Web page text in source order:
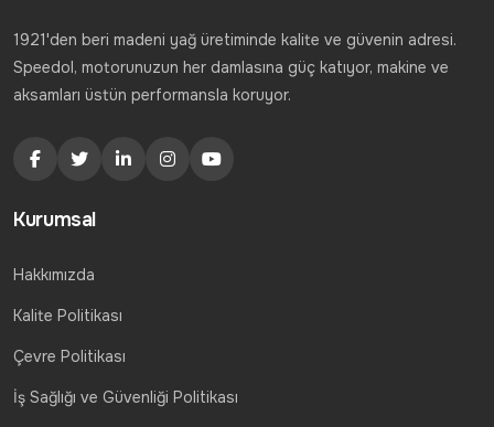
1921'den beri madeni yağ üretiminde kalite ve güvenin adresi.
Speedol, motorunuzun her damlasına güç katıyor, makine ve
aksamları üstün performansla koruyor.
Kurumsal
Hakkımızda
Kalite Politikası
Çevre Politikası
İş Sağlığı ve Güvenliği Politikası